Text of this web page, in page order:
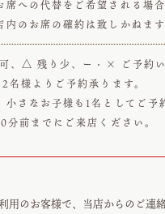
への代替をご希望される場
のお席の確約は致しかねま
△ 残り少、ー・× ご予約い
様よりご予約承ります。
さなお子様も1名としてご予
前までにご来店ください。
用のお客様で、当店からのご連